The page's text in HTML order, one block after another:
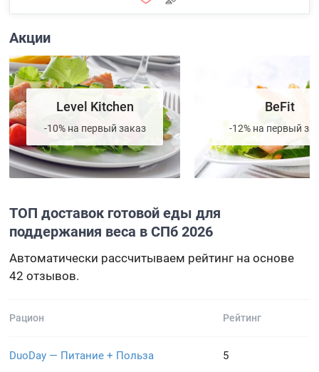
Акции
Level Kitchen
-10% на первый заказ
BeFit
-12% на первый
ТОП доставок готовой еды для
поддержания веса в СПб 2026
Автоматически рассчитываем рейтинг на основе
42 отзывов.
Рацион Рейтинг
DuoDay — Питание + Польза 5